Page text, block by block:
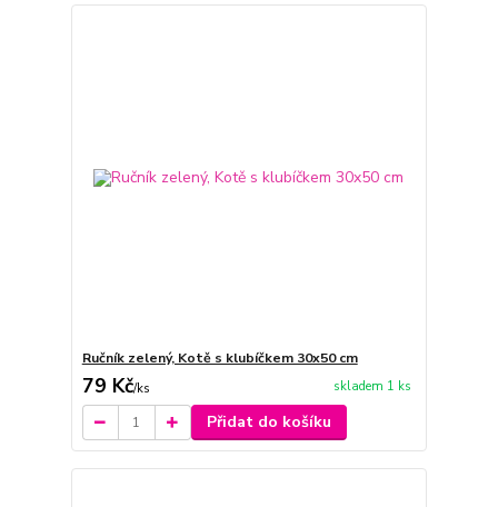
Ručník zelený, Kotě s klubíčkem 30x50 cm
79 Kč/ks skladem 1 ks
Přidat do košíku